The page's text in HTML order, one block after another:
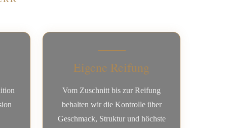
Eigene Reifung
Vom Zuschnitt bis zur Reifung
behalten wir die Kontrolle über
Geschmack, Struktur und höchste